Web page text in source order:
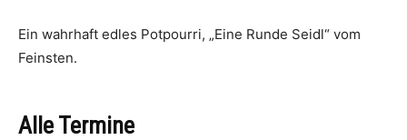
Ein wahrhaft edles Potpourri, „Eine Runde Seidl“ vom
Feinsten.
Alle Termine